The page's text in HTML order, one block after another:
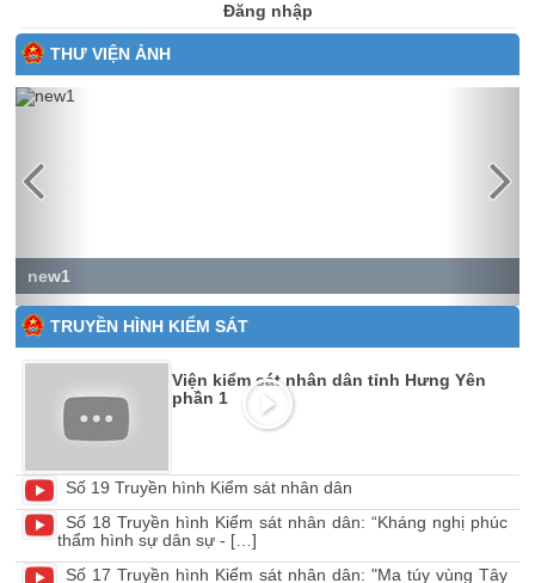
Đăng nhập
THƯ VIỆN ẢNH
new1
Previous
TRUYỀN HÌNH KIỂM SÁT
Viện kiểm sát nhân dân tỉnh Hưng Yên
phần 1
Số 19 Truyền hình Kiểm sát nhân dân
Số 18 Truyền hình Kiểm sát nhân dân: “Kháng nghị phúc
thẩm hình sự dân sự - […]
Số 17 Truyền hình Kiểm sát nhân dân: "Ma túy vùng Tây